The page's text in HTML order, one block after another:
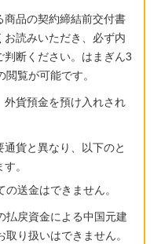
商品の契約締結前交付書
読みいただき、必ず内
断ください。はまぎん3
覧が可能です。
貨預金を預け入れされ
貨と異なり、以下のと
。
送金はできません。
払戻資金による中国元建
り扱いはできません。